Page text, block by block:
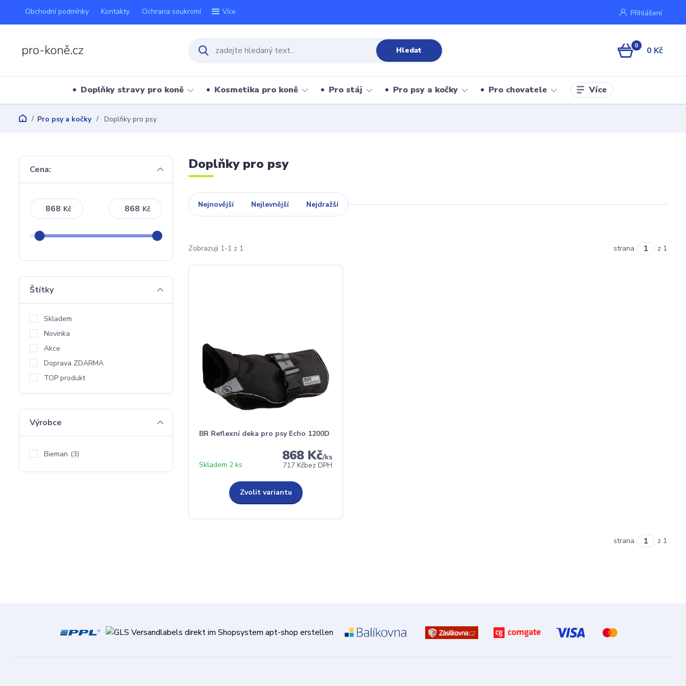
Obchodní podmínky Kontakty Ochrana soukromí Více Přihlášení
Hledat 0 0 Kč
Doplňky stravy pro koně Kosmetika pro koně Pro stáj Pro psy a kočky Pro chovatele Více
Pro psy a kočky Doplňky pro psy
Doplňky pro psy
Nejnovější Nejlevnější Nejdražší
Zobrazuji 1-1 z 1 strana z 1
BR Reflexní deka pro psy Echo 1200D
868 Kč/ks
717 Kčbez DPH
Skladem 2 ks
Zvolit variantu
strana z 1
Cena:
Kč Kč
Štítky
Skladem
Novinka
Akce
Doprava ZDARMA
TOP produkt
Výrobce
Bieman (3)